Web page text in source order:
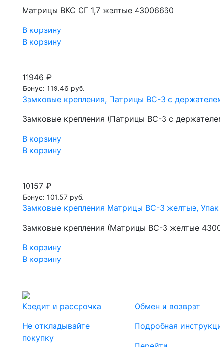
Матрицы ВКС СГ 1,7 желтые 43006660
В корзину
В корзину
11946 ₽
Бонус: 119.46 руб.
Замковые крепления, Патрицы ВС-3 с
Замковые крепления (Патрицы ВС-3 с
В корзину
В корзину
10157 ₽
Бонус: 101.57 руб.
Замковые крепления Матрицы ВС-3 желтые,
Замковые крепления (Матрицы ВС-3 желтые
В корзину
В корзину
Кредит и рассрочка
Не откладывайте
покупку
Обмен и возврат
Подробная